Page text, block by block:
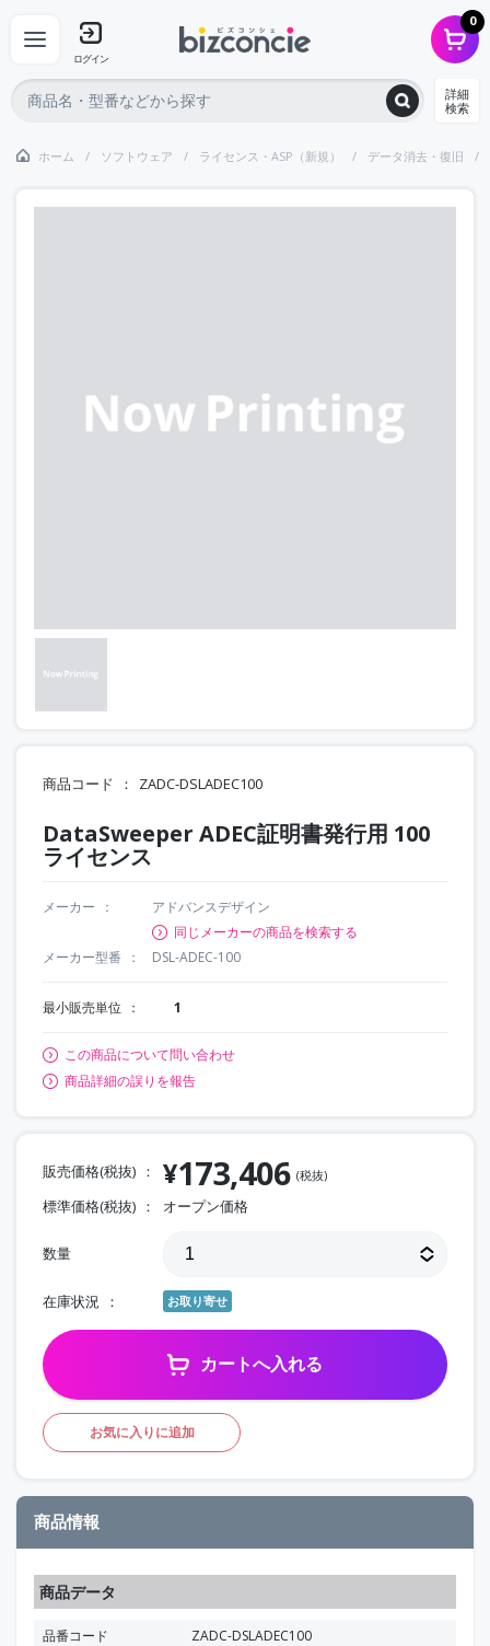
ログイン
0
詳細
検索
ホーム ソフトウェア ライセンス・ASP（新規） データ消去・復旧
商品コード ZADC-DSLADEC100
DataSweeper ADEC証明書発行用 100
ライセンス
メーカー
アドバンスデザイン
同じメーカーの商品を検索する
メーカー型番
DSL-ADEC-100
最小販売単位 1
この商品について問い合わせ
商品詳細の誤りを報告
販売価格(税抜) ¥173,406 (税抜)
標準価格(税抜) オープン価格
数量
在庫状況 お取り寄せ
カートへ入れる
お気に入りに追加
商品情報
商品データ
品番コード
ZADC-DSLADEC100